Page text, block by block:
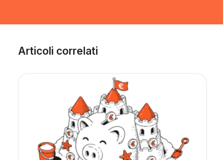
Articoli correlati